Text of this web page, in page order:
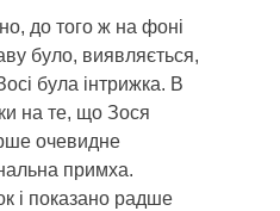
до того ж на фоні
було, виявляється,
була інтрижка. В
на те, що Зося
очевидне
примха.
і показано радше